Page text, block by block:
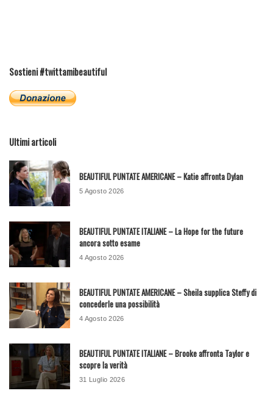
Sostieni #twittamibeautiful
Ultimi articoli
BEAUTIFUL PUNTATE AMERICANE – Katie affronta Dylan
5 Agosto 2026
BEAUTIFUL PUNTATE ITALIANE – La Hope for the future
ancora sotto esame
4 Agosto 2026
BEAUTIFUL PUNTATE AMERICANE – Sheila supplica Steffy di
concederle una possibilità
4 Agosto 2026
BEAUTIFUL PUNTATE ITALIANE – Brooke affronta Taylor e
scopre la verità
31 Luglio 2026